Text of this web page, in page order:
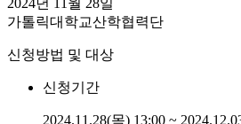
가톨릭대학교산학협력단
신청방법 및 대상
신청기간
2024.11.28(목) 13:00 ~